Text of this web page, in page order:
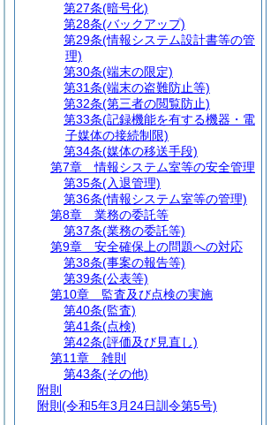
第27条(暗号化)
第28条(バックアップ)
第29条(情報システム設計書等の管
理)
第30条(端末の限定)
第31条(端末の盗難防止等)
第32条(第三者の閲覧防止)
第33条(記録機能を有する機器・電
子媒体の接続制限)
第34条(媒体の移送手段)
第7章
情報システム室等の安全管理
第35条(入退管理)
第36条(情報システム室等の管理)
第8章
業務の委託等
第37条(業務の委託等)
第9章
安全確保上の問題への対応
第38条(事案の報告等)
第39条(公表等)
第10章
監査及び点検の実施
第40条(監査)
第41条(点検)
第42条(評価及び見直し)
第11章
雑則
第43条(その他)
附則
附則 (令和5年3月24日訓令第5号)